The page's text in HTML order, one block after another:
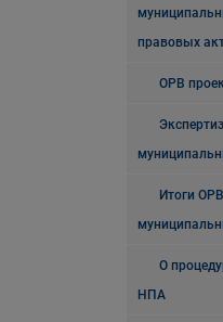
правовых
ОРВ
Итоги
О
НПА